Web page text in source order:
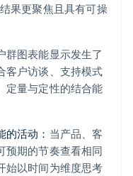
果更聚焦且具有可操
群图表能显示发生了
客户访谈、支持模式
定量与定性的结合能
活动： 当产品、客
预期的节奏查看相同
始以时间为维度思考